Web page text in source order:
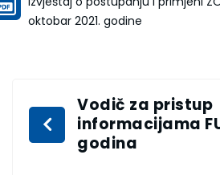
oktobar 2021. godine
Vodič za pristup
informacijama
godina